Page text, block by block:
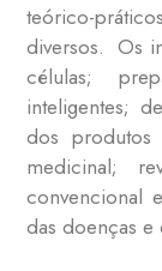
teórico-
diversos. Os
células;
inteligentes;
dos produtos
medicinal;
convencional
das doenças e